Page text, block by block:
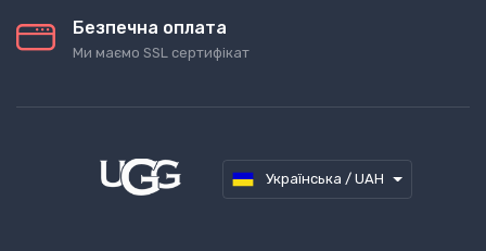
Безпечна оплата
Ми маємо SSL сертифікат
Українська / UAH